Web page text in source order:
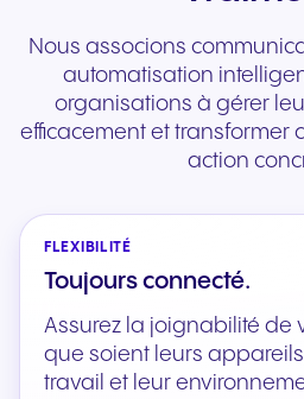
Nous associons
automatisation
organisations à gérer
efficacement et transformer
action
FLEXIBILITÉ
Toujours connecté.
Assurez la joignabilité de
que soient leurs
travail et leur